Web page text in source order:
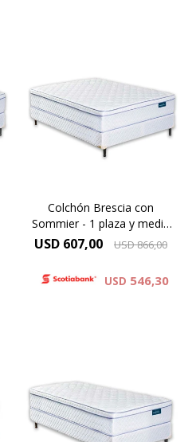
EUROPILLOW - ONE SIDE,
Altura de colchón 24 cm y 59
cm la suma del colchón y el
sommier.
Alta Densidad 30 Kg
Colchón Brescia con
Sommier - 1 plaza y media
110x190
USD 607,00 USD866,00
USD 546,30
EUROPILLOW - ONE SIDE,
Altura de colchón 24 cm y 59
cm la suma del colchón y el
sommier.
Alta Densidad 30 Kg